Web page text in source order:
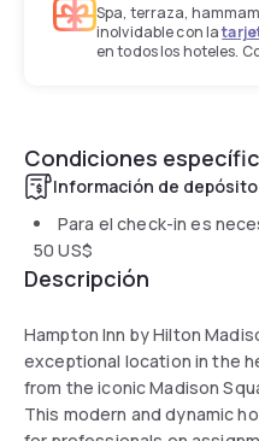
Spa, terraza,
inolvidable con la
en todos los hoteles.
Condiciones
Información de depósito
Para el check-in es
50 US$
Descripción
Hampton Inn by Hilton
exceptional location in the
from the iconic Madison
This modern and dynamic